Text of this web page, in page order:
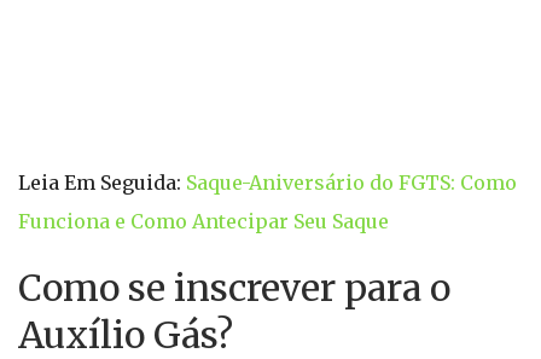
Leia Em Seguida: Saque-Aniversário do FGTS: Como
Funciona e Como Antecipar Seu Saque
Como se inscrever para o
Auxílio Gás?